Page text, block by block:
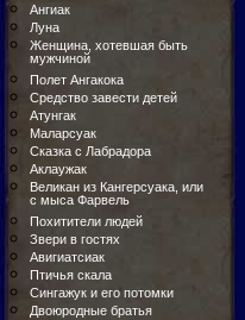
Ангиак
Луна
Женщина, хотевшая быть
мужчиной
Полет Ангакока
Средство завести детей
Атунгак
Маларсуак
Сказка с Лабрадора
Аклаужак
Великан из Кангерсуака, или
с мыса Фарвель
Похитители людей
Звери в гостях
Авигиатсиак
Птичья скала
Сингажук и его потомки
Двоюродные братья